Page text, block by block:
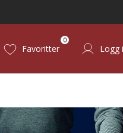
Favoritter
0
Logg